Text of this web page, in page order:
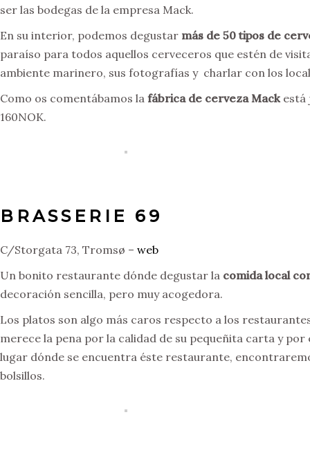
ser las bodegas de la empresa Mack.
En su interior, podemos degustar más de 50 tipos de
paraíso para todos aquellos cerveceros que estén de
ambiente marinero, sus fotografías y charlar con los
Como os comentábamos la fábrica de cerveza Mack está
160NOK.
BRASSERIE 69
C/Storgata 73, Tromsø – web
Un bonito restaurante dónde degustar la comida local
decoración sencilla, pero muy acogedora.
Los platos son algo más caros respecto a los
merece la pena por la calidad de su pequeñita carta y
lugar dónde se encuentra éste restaurante,
bolsillos.